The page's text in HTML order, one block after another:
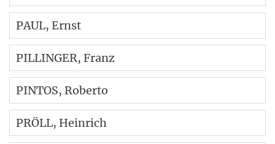
PAUL, Ernst
PILLINGER, Franz
PINTOS, Roberto
PRÖLL, Heinrich